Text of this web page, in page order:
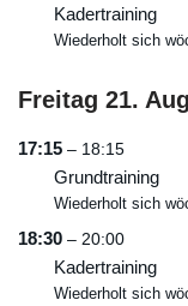
Kadertraining
Wiederholt sich
Freitag 21.
17:15 – 18:15
Grundtraining
Wiederholt sich
18:30 – 20:00
Kadertraining
Wiederholt sich